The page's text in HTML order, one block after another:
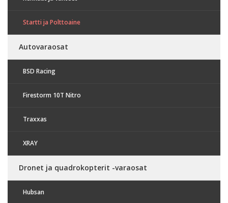
Startti ja Polttoaine
Autovaraosat
BSD Racing
Firestorm 10T Nitro
Traxxas
XRAY
Dronet ja quadrokopterit -varaosat
Hubsan